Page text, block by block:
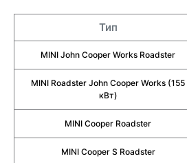
Тип
MINI John Cooper Works Roadster
MINI Roadster John Cooper Works (155
кВт)
MINI Cooper Roadster
MINI Cooper S Roadster